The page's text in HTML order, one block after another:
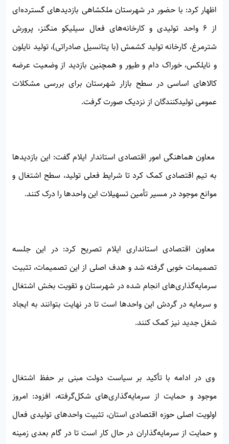
اظهار کرد: با حضور در شهرستان ملکشاهی بازدیدهای گسترده‌ای
از ۶ واحد تولیدی و کارخانه‌های فعال سیلیکو منگنز، پرورش
شترمرغ، کارخانه تولید کشمش (با پتانسیل صادراتی)، تولید نایلون
و نایلکس، خوراک دام و طیور و همچنین بازدید از وضعیت عرضه
کالاهای اساسی در سطح بازار شهرستان برای بررسی مشکلات
عمومی تولیدکنندگان از نزدیک صورت گرفت.
معاون هماهنگی امور اقتصادی استاندار ایلام گفت: این بازدیدها
به تیم اقتصادی کمک کرد تا شرایط فعلی تولید، سطح اشتغال و
موانع موجود در مسیر تأمین تسهیلات این واحدها را درک کنند.
معاون اقتصادی استانداری ایلام تصریح کرد: در این جلسه
تصمیمات خوبی گرفته شد و هدف اصلی از این تصمیمات، تثبیت
سرمایه‌گذاری‌های انجام شده در شهرستان و تقویت بخش اشتغال
و سرمایه در گردش این واحدها است تا در نهایت بتوانند به ایجاد
شغل جدید نیز کمک کنند.
وی در ادامه با تأکید بر سیاست دولت مبنی بر حفظ اشتغال
موجود و حمایت از سرمایه‌گذاری‌های شکل‌گرفته، افزود: امروز
اولویت اصلی حوزه اقتصادی استان، تثبیت واحدهای تولیدی فعال
و حمایت از سرمایه‌گذاران در حال کار است تا در گام بعدی زمینه